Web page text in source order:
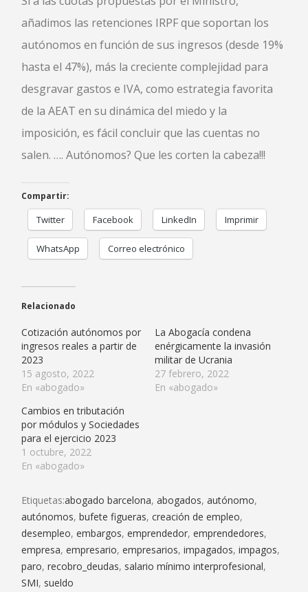
añadimos las retenciones IRPF que soportan los
autónomos en función de sus ingresos (desde 19%
hasta el 47%), más la creciente complejidad para
desgravar gastos e IVA, como estrategia favorita
de la AEAT en su dinámica del miedo y la
imposición, es fácil concluir que las cuentas no
salen. …. Autónomos? Que les corten la cabeza!!!
Compartir:
Twitter Facebook LinkedIn Imprimir
WhatsApp Correo electrónico
Relacionado
Cotización autónomos por
ingresos reales a partir de
2023
15 agosto, 2022
En «abogado»
La Abogacía condena
enérgicamente la invasión
militar de Ucrania
27 febrero, 2022
En «abogado»
Cambios en tributación
por módulos y Sociedades
para el ejercicio 2023
1 octubre, 2022
En «abogado»
Etiquetas:abogado barcelona, abogados, autónomo,
autónomos, bufete figueras, creación de empleo,
desempleo, embargos, emprendedor, emprendedores,
empresa, empresario, empresarios, impagados, impagos,
paro, recobro_deudas, salario mínimo interprofesional,
SMI, sueldo